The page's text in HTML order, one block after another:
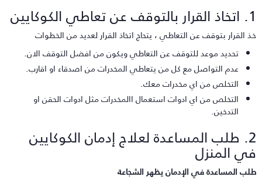
القرار بتوقف عن التعاطي ، يتحاج اتخاذ القرار لعديد من الخطوات
تحديد موعد للتوقف عن التعاطي ويكون من افضل التوقف الان.
عدم التواصل مع كل من يتعاطي المخدرات من اصدقاء او اقارب.
التخلص من اي مخدرات معك.
التخلص من اي ادوات استعمال االمخدرات مثل ادوات الحقن او
التدخين.
2. طلب المساعدة لعلاج إدمان الكوكايين
المنزل
المساعدة في الإدمان يظهر الشجاعة